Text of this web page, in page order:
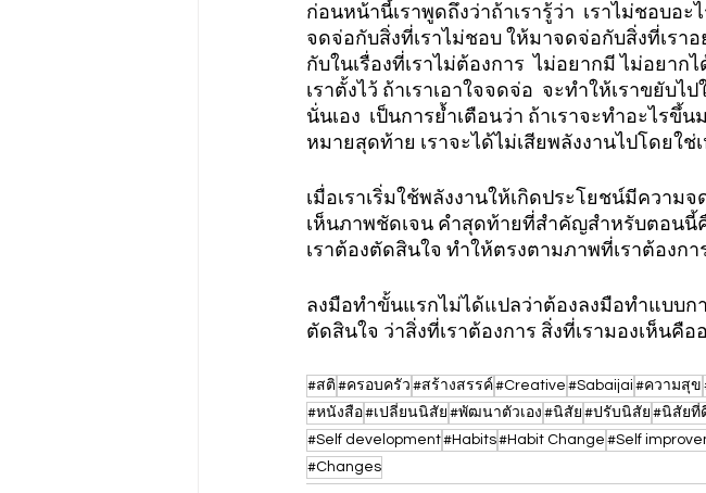
ก่อนหน้านี้เราพูดถึงว่าถ้าเรารู้ว่า  เราไม่ชอบ
จดจ่อกับสิ่งที่เราไม่ชอบ ให้มาจดจ่อกับสิ่งที่เรา
กับในเรื่องที่เราไม่ต้องการ  ไม่อยากมี ไม่อยาก
เราตั้งไว้ ถ้าเราเอาใจจดจ่อ  จะทำให้เราขยับ
นั่นเอง  เป็นการย้ำเตือนว่า ถ้าเราจะทำอะไรขึ้
หมายสุดท้าย เราจะได้ไม่เสียพลังงานไปโดยใช่
เมื่อเราเริ่มใช้พลังงานให้เกิดประโยชน์มีความ
เห็นภาพชัดเจน คำสุดท้ายที่สำคัญสำหรับตอนนี้
เราต้องตัดสินใจ ทำให้ตรงตามภาพที่เราต้องก
ลงมือทำขั้นแรกไม่ได้แปลว่าต้องลงมือทำแบบก
ตัดสินใจ ว่าสิ่งที่เราต้องการ สิ่งที่เรามองเห็นคื
#สติ #ครอบครัว #สร้างสรรค์#Creative #Sabaijai #ความสุข
#หนังสือ#เปลี่ยนนิสัย #พัฒนาตัวเอง #นิสัย #ปรับนิสัย #นิสัยที่
#Self development#Habits#Habit Change #Self
#Changes